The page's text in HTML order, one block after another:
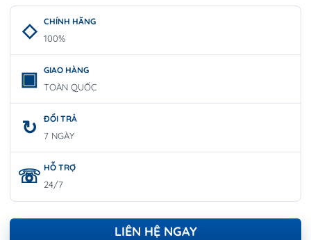
CHÍNH HÃNG
100%
GIAO HÀNG
TOÀN QUỐC
ĐỔI TRẢ
7 NGÀY
HỖ TRỢ
24/7
LIÊN HỆ NGAY